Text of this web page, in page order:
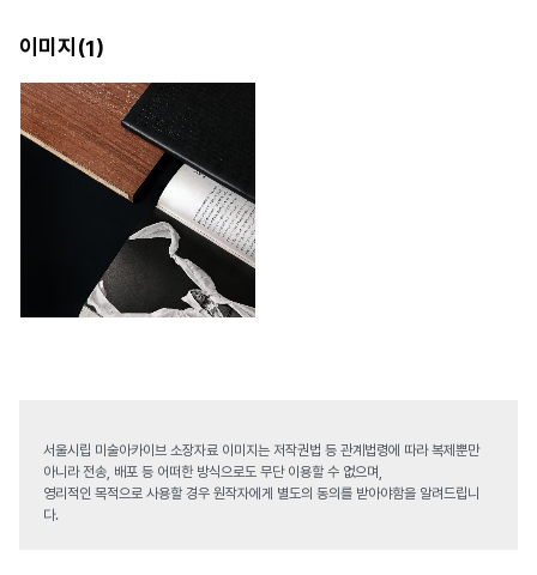
이미지(1)
서울시립 미술아카이브 소장자료 이미지는 저작권법 등 관계법령에 따라 복제뿐만
아니라 전송, 배포 등 어떠한 방식으로도 무단 이용할 수 없으며,
영리적인 목적으로 사용할 경우 원작자에게 별도의 동의를 받아야함을 알려드립니
다.